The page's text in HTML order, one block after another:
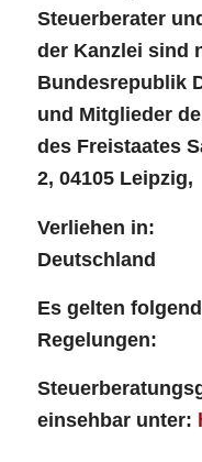
Steuerberater
der Kanzlei sind
Bundesrepublik
und Mitglieder
des Freistaates
2, 04105 Leipzig,
Verliehen in:
Deutschland
Es gelten
Regelungen:
einsehbar unter: